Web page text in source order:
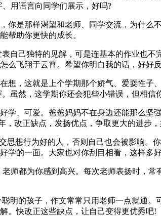
用语言向同学们展示，好吗?
是那样渴望和老师、同学交流，为什么
帮助你更快的成长。
己独特的见解，可是连基本的作业也不
么飞翔于云霄。希望你明白我的话，好好反
，这就是上个学期那个娇气、爱耍性子
虽然，这学期你还会犯些小错误，但相信
、可爱。爸爸妈妈不在身边还能那么坚
，改正缺点，发扬优点，争取更大的进步，
想行为好的人，否则自己也会被影响。
学的一面。大家也对你刮目相看，这样多
都为你感到高兴。每次老师表扬时，常
的孩子，作文常常只用老师一点就通。
。快改正这些缺点，让自己变得更优秀吧!